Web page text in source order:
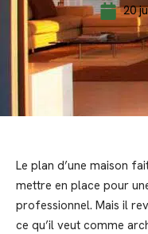
20
Le plan d’une maison
mettre en place pour
professionnel. Mais il
ce qu’il veut comme